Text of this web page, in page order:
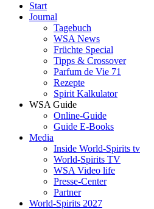
Start
Journal
Tagebuch
WSA News
Früchte Special
Tipps & Crossover
Parfum de Vie 71
Rezepte
Spirit Kalkulator
WSA Guide
Online-Guide
Guide E-Books
Media
Inside World-Spirits tv
World-Spirits TV
WSA Video life
Presse-Center
Partner
World-Spirits 2027